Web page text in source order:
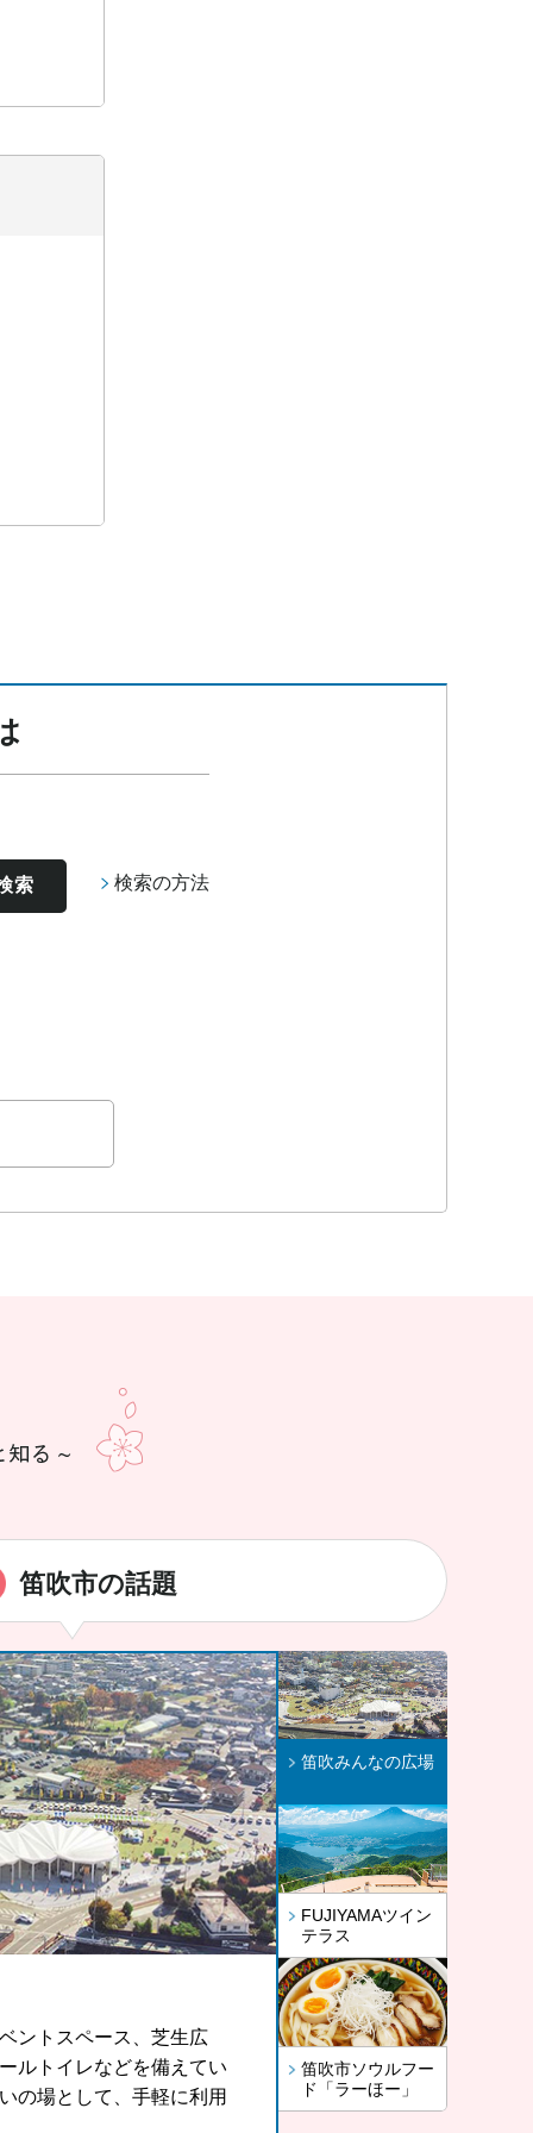
検索の方法
笛吹市の話題
ントスペース、芝生広
ルトイレなどを備えてい
の場として、手軽に利用
湖や山中湖、世界文化遺
できる眺望スポットで
う」をもっと気軽に、も
た地域の皆さんに召し上
ら開発したラーほー。お
笛吹みんなの広場
FUJIYAMAツイン
テラス
笛吹市ソウルフー
ド「ラーほー」